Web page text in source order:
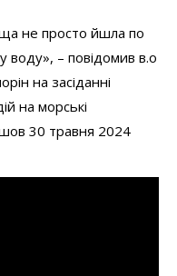
не просто йшла по
воду», – повідомив в.о
на засіданні
на морські
30 травня 2024